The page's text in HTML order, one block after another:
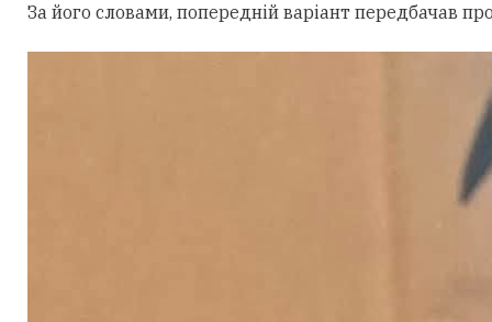
За його словами, попередній варіант передбачав